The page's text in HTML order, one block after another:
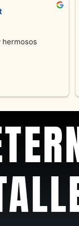
asesoraron
dedicación.